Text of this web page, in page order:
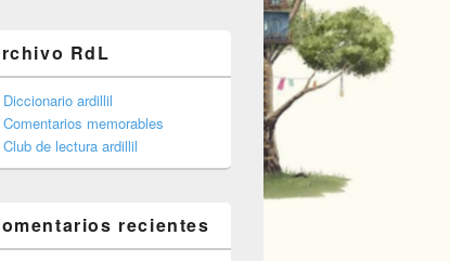
RdL
Diccionario ardillil
Comentarios memorables
Club de lectura ardillil
recientes